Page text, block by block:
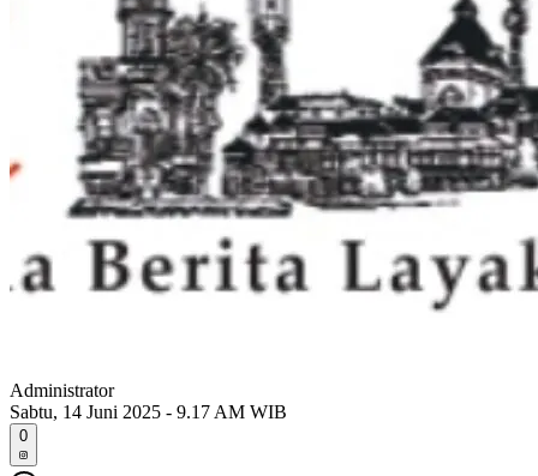
Administrator
Sabtu, 14 Juni 2025 - 9.17 AM WIB
0